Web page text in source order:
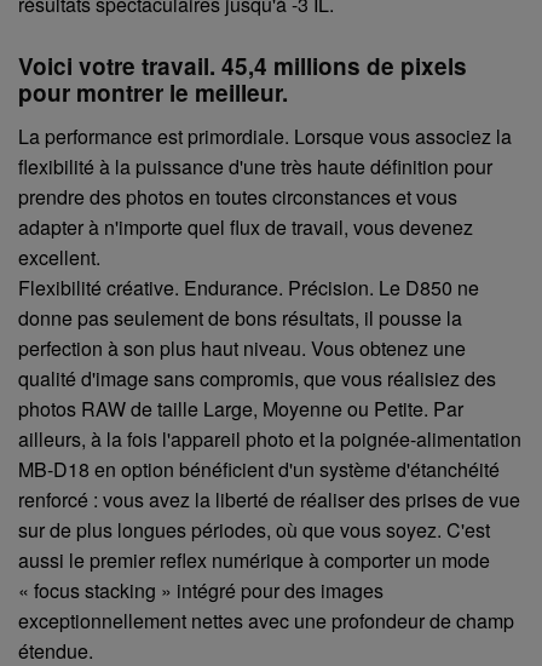
Voici votre travail. 45,4 millions de pixels
pour montrer le meilleur.
La performance est primordiale. Lorsque vous associez la
flexibilité à la puissance d'une très haute définition pour
prendre des photos en toutes circonstances et vous
adapter à n'importe quel flux de travail, vous devenez
excellent.
Flexibilité créative. Endurance. Précision. Le D850 ne
donne pas seulement de bons résultats, il pousse la
perfection à son plus haut niveau. Vous obtenez une
qualité d'image sans compromis, que vous réalisiez des
photos RAW de taille Large, Moyenne ou Petite. Par
ailleurs, à la fois l'appareil photo et la poignée-alimentation
MB-D18 en option bénéficient d'un système d'étanchéité
renforcé : vous avez la liberté de réaliser des prises de vue
sur de plus longues périodes, où que vous soyez. C'est
aussi le premier reflex numérique à comporter un mode
« focus stacking » intégré pour des images
exceptionnellement nettes avec une profondeur de champ
étendue.